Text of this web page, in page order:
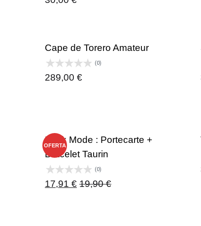
Cape de Torero Amateur
(0)
289,00 €
OFERTA
Pack Mode : Portecarte +
Bracelet Taurin
(0)
17,91 € 19,90€